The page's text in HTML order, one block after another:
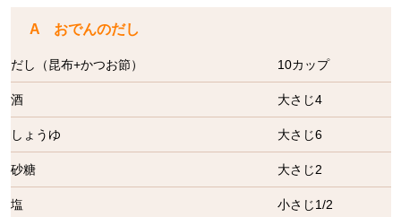
A おでんのだし
だし（昆布+かつお節） 10カップ
酒 大さじ4
しょうゆ 大さじ6
砂糖 大さじ2
塩 小さじ1/2